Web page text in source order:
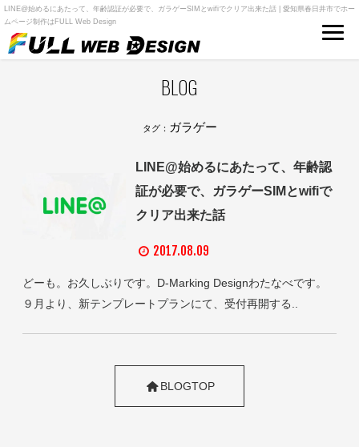
LINE@始めるにあたって、年齢認証が必要で、ガラゲーSIMとwifiでクリア出来た話 | 愛知県春日井市でホー
ムページ制作はFULL Web Design
BLOG
タグ： ガラゲー
LINE@始めるにあたって、年齢認
証が必要で、ガラゲーSIMとwifiで
クリア出来た話
2017.08.09
どーも。お久しぶりです。D-Marking Designわたなべです。
９月より、新テンプレートプランにて、受付再開する..
BLOGTOP